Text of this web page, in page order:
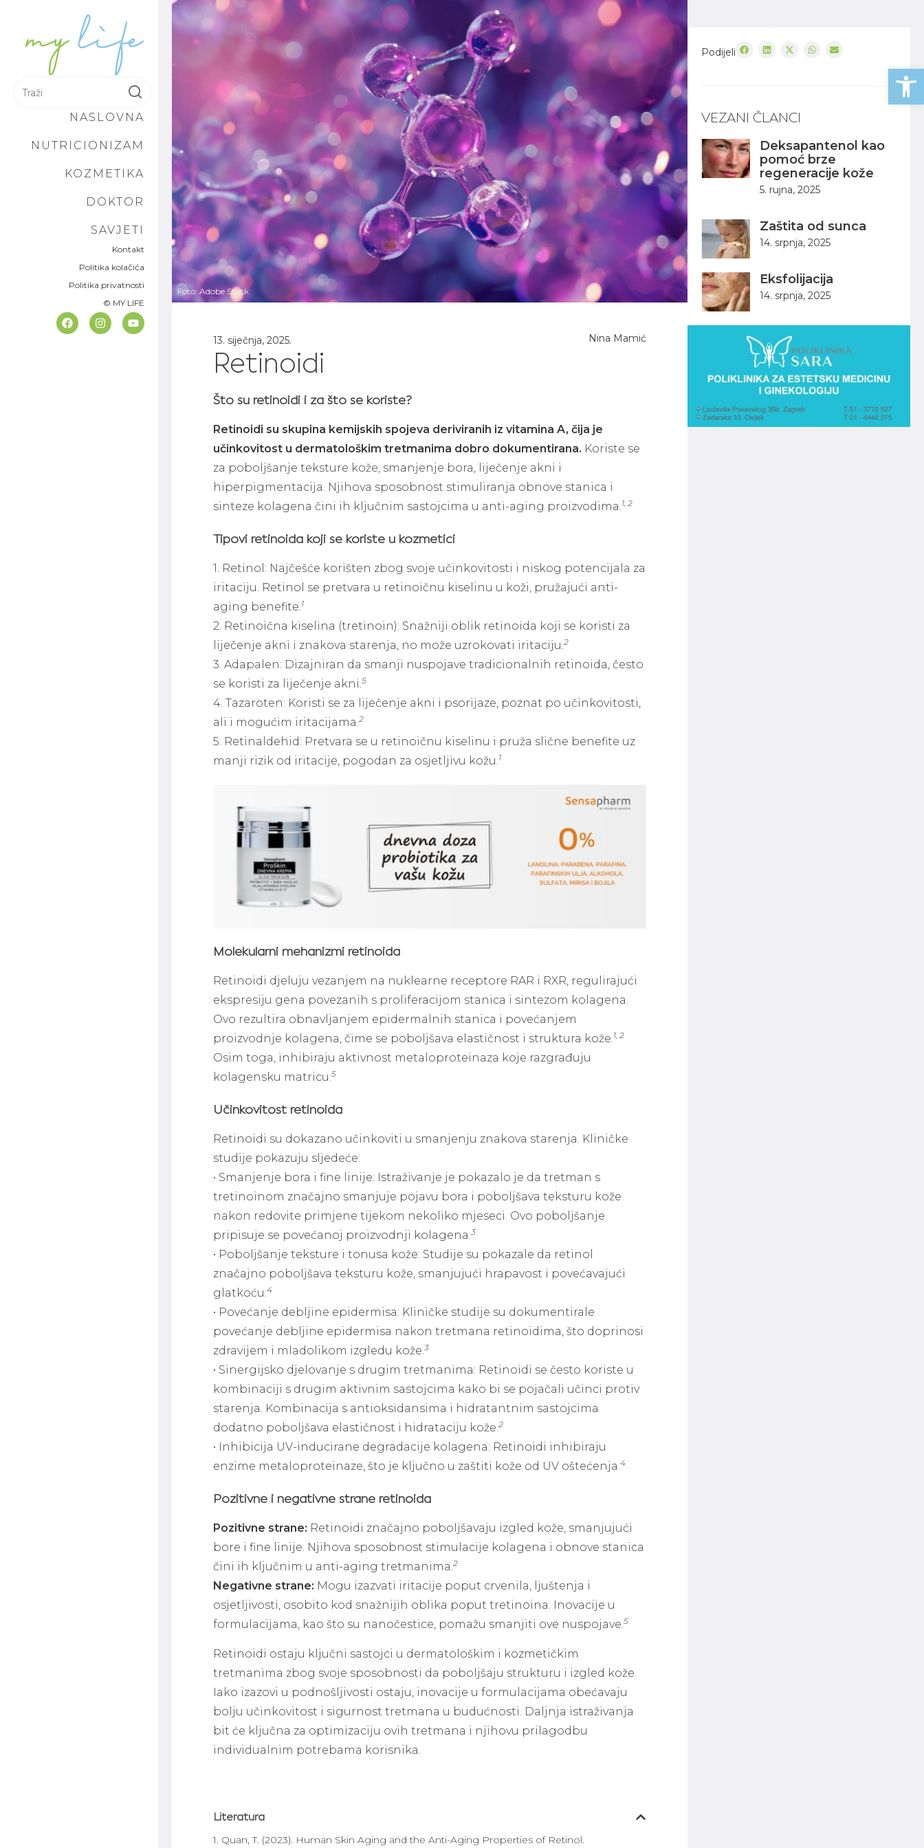
NASLOVNA
NUTRICIONIZAM
KOZMETIKA
DOKTOR
SAVJETI
Kontakt
Politika kolačića
Politika privatnosti
© MY LIFE
Foto: Adobe Stock
13. siječnja, 2025. Nina Mamić
Retinoidi
Što su retinoidi i za što se koriste?
Retinoidi su skupina kemijskih spojeva deriviranih iz vitamina A, čija je
učinkovitost u dermatološkim tretmanima dobro dokumentirana. Koriste se
za poboljšanje teksture kože, smanjenje bora, liječenje akni i
hiperpigmentacija. Njihova sposobnost stimuliranja obnove stanica i
sinteze kolagena čini ih ključnim sastojcima u anti-aging proizvodima.1, 2
Tipovi retinoida koji se koriste u kozmetici
1. Retinol: Najčešće korišten zbog svoje učinkovitosti i niskog potencijala za
iritaciju. Retinol se pretvara u retinoičnu kiselinu u koži, pružajući anti-
aging benefite.1
2. Retinoična kiselina (tretinoin): Snažniji oblik retinoida koji se koristi za
liječenje akni i znakova starenja, no može uzrokovati iritaciju.2
3. Adapalen: Dizajniran da smanji nuspojave tradicionalnih retinoida, često
se koristi za liječenje akni.5
4. Tazaroten: Koristi se za liječenje akni i psorijaze, poznat po učinkovitosti,
ali i mogućim iritacijama.2
5. Retinaldehid: Pretvara se u retinoičnu kiselinu i pruža slične benefite uz
manji rizik od iritacije, pogodan za osjetljivu kožu.1
Molekularni mehanizmi retinoida
Retinoidi djeluju vezanjem na nuklearne receptore RAR i RXR, regulirajući
ekspresiju gena povezanih s proliferacijom stanica i sintezom kolagena.
Ovo rezultira obnavljanjem epidermalnih stanica i povećanjem
proizvodnje kolagena, čime se poboljšava elastičnost i struktura kože.1, 2
Osim toga, inhibiraju aktivnost metaloproteinaza koje razgrađuju
kolagensku matricu.5
Učinkovitost retinoida
Retinoidi su dokazano učinkoviti u smanjenju znakova starenja. Kliničke
studije pokazuju sljedeće:
• Smanjenje bora i fine linije: Istraživanje je pokazalo je da tretman s
tretinoinom značajno smanjuje pojavu bora i poboljšava teksturu kože
nakon redovite primjene tijekom nekoliko mjeseci. Ovo poboljšanje
pripisuje se povećanoj proizvodnji kolagena.3
• Poboljšanje teksture i tonusa kože: Studije su pokazale da retinol
značajno poboljšava teksturu kože, smanjujući hrapavost i povećavajući
glatkoću.4
• Povećanje debljine epidermisa: Kliničke studije su dokumentirale
povećanje debljine epidermisa nakon tretmana retinoidima, što doprinosi
zdravijem i mladolikom izgledu kože.3
• Sinergijsko djelovanje s drugim tretmanima: Retinoidi se često koriste u
kombinaciji s drugim aktivnim sastojcima kako bi se pojačali učinci protiv
starenja. Kombinacija s antioksidansima i hidratantnim sastojcima
dodatno poboljšava elastičnost i hidrataciju kože.2
• Inhibicija UV-inducirane degradacije kolagena: Retinoidi inhibiraju
enzime metaloproteinaze, što je ključno u zaštiti kože od UV oštećenja.4
Pozitivne i negativne strane retinoida
Pozitivne strane: Retinoidi značajno poboljšavaju izgled kože, smanjujući
bore i fine linije. Njihova sposobnost stimulacije kolagena i obnove stanica
čini ih ključnim u anti-aging tretmanima.2
Negativne strane: Mogu izazvati iritacije poput crvenila, ljuštenja i
osjetljivosti, osobito kod snažnijih oblika poput tretinoina. Inovacije u
formulacijama, kao što su nanočestice, pomažu smanjiti ove nuspojave.5
Retinoidi ostaju ključni sastojci u dermatološkim i kozmetičkim
tretmanima zbog svoje sposobnosti da poboljšaju strukturu i izgled kože.
Iako izazovi u podnošljivosti ostaju, inovacije u formulacijama obećavaju
bolju učinkovitost i sigurnost tretmana u budućnosti. Daljnja istraživanja
bit će ključna za optimizaciju ovih tretmana i njihovu prilagodbu
individualnim potrebama korisnika.
Literatura
1. Quan, T. (2023). Human Skin Aging and the Anti-Aging Properties of Retinol.
Podijeli
VEZANI ČLANCI
Deksapantenol kao
pomoć brze
regeneracije kože
5. rujna, 2025
Zaštita od sunca
14. srpnja, 2025
Eksfolijacija
14. srpnja, 2025